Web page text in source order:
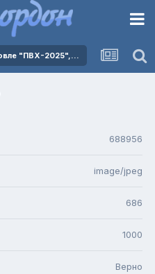
Соревнования по спиннинговой ловле "ПВХ-2025", 20.09.2025.
688956
image/jpeg
686
1000
Верно